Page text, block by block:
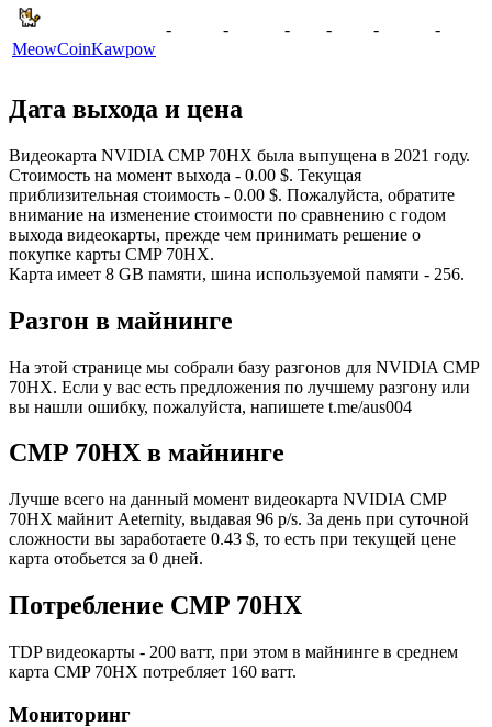
MeowCoinKawpow
- - - - - -
Дата выхода и цена
Видеокарта NVIDIA CMP 70HX была выпущена в 2021 году.
Стоимость на момент выхода - 0.00 $. Текущая
приблизительная стоимость - 0.00 $. Пожалуйста, обратите
внимание на изменение стоимости по сравнению с годом
выхода видеокарты, прежде чем принимать решение о
покупке карты CMP 70HX.
Карта имеет 8 GB памяти, шина используемой памяти - 256.
Разгон в майнинге
На этой странице мы собрали базу разгонов для NVIDIA CMP
70HX. Если у вас есть предложения по лучшему разгону или
вы нашли ошибку, пожалуйста, напишете t.me/aus004
CMP 70HX в майнинге
Лучше всего на данный момент видеокарта NVIDIA CMP
70HX майнит Aeternity, выдавая 96 p/s. За день при суточной
сложности вы заработаете 0.43 $, то есть при текущей цене
карта отобьется за 0 дней.
Потребление CMP 70HX
TDP видеокарты - 200 ватт, при этом в майнинге в среднем
карта CMP 70HX потребляет 160 ватт.
Мониторинг